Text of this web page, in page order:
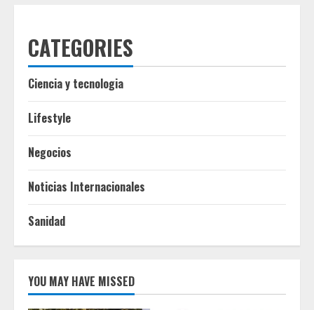
CATEGORIES
Ciencia y tecnologia
Lifestyle
Negocios
Noticias Internacionales
Sanidad
YOU MAY HAVE MISSED